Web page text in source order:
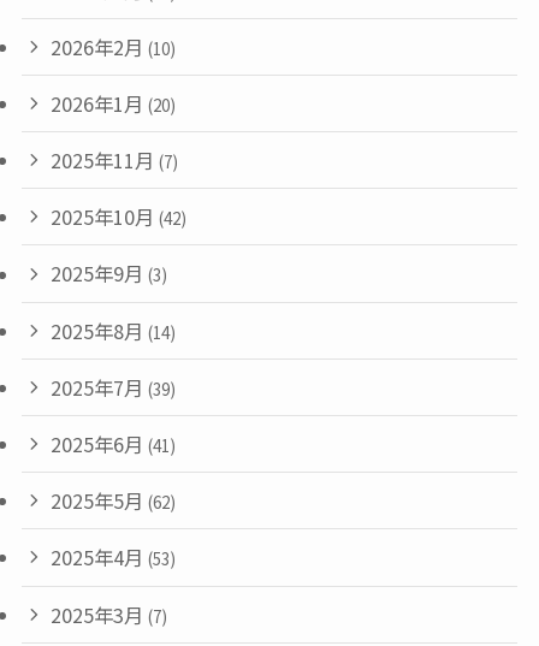
2026年2月 (10)
2026年1月 (20)
2025年11月 (7)
2025年10月 (42)
2025年9月 (3)
2025年8月 (14)
2025年7月 (39)
2025年6月 (41)
2025年5月 (62)
2025年4月 (53)
2025年3月 (7)